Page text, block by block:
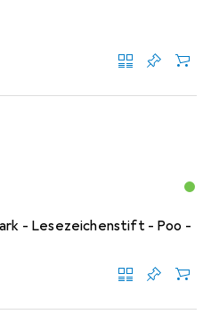
- Lesezeichenstift - Poo -